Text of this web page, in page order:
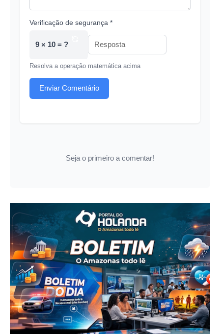
Verificação de segurança *
9 × 10 = ?
Resolva a operação matemática acima
Enviar Comentário
Seja o primeiro a comentar!